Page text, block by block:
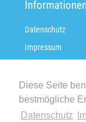
Diese Seite
bestmögliche
Datenschutz
Informationen
Datenschutz
Impressum
Versandkosten /
Widerrufsbelehrung
Retoure